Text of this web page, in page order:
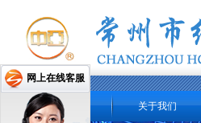
网站首页 关于我们
网上在线客服